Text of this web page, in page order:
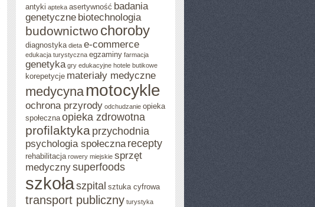
antyki apteka asertywność badania
genetyczne biotechnologia
budownictwo choroby
diagnostyka dieta e-commerce
edukacja turystyczna egzaminy farmacja
genetyka gry edukacyjne hotele butikowe
korepetycje materiały medyczne
medycyna motocykle
ochrona przyrody odchudzanie opieka
społeczna opieka zdrowotna
profilaktyka przychodnia
psychologia społeczna recepty
rehabilitacja rowery miejskie sprzęt
medycznysuperfoods
szkołaszpital sztuka cyfrowa
transport publiczny turystyka